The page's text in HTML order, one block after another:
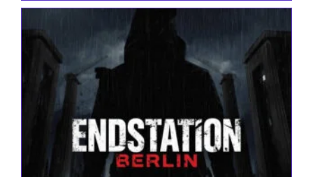
auf.
Optionen
können
gewählt
werden
0